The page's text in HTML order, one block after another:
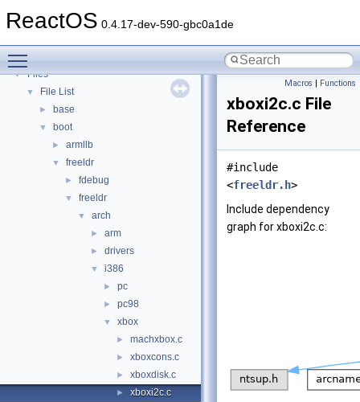
ReactOS 0.4.17-dev-590-gbc0a1de
► Modules
►
▼ Files
▼ File List
► base
▼ boot
► armllb
▼ freeldr
► fdebug
▼ freeldr
▼ arch
► arm
► drivers
▼ i386
► pc
► pc98
▼ xbox
► machxbox.c
► xboxcons.c
► xboxdisk.c
► xboxi2c.c
Macros | Functions
xboxi2c.c File
Reference
#include
<freeldr.h>
Include dependency
graph for xboxi2c.c: